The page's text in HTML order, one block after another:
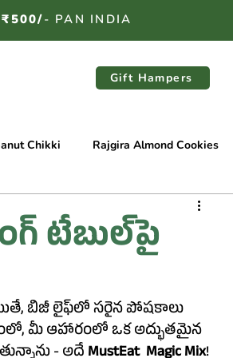
₹500/- PAN INDIA
Gift Hampers
Chikki Rajgira Almond Cookies
Jowar Pista Cookies
టేబుల్‌పై
పోషకాలు
మీ ఆహారంలో ఒక అద్భుతమైన
- అదే MustEat  Magic Mix!